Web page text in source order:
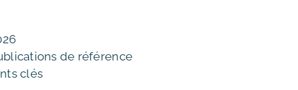
de référence
clés